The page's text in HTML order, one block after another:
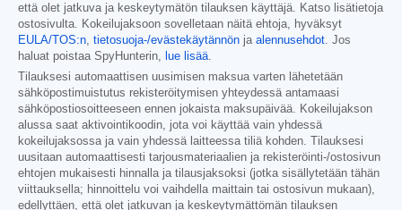
että olet jatkuva ja keskeytymätön tilauksen käyttäjä. Katso lisätietoja
ostosivulta. Kokeilujaksoon sovelletaan näitä ehtoja, hyväksyt
EULA/TOS:n, tietosuoja-/evästekäytännön ja alennusehdot. Jos
haluat poistaa SpyHunterin, lue lisää.
Tilauksesi automaattisen uusimisen maksua varten lähetetään
sähköpostimuistutus rekisteröitymisen yhteydessä antamaasi
sähköpostiosoitteeseen ennen jokaista maksupäivää. Kokeilujakson
alussa saat aktivointikoodin, jota voi käyttää vain yhdessä
kokeilujaksossa ja vain yhdessä laitteessa tiliä kohden. Tilauksesi
uusitaan automaattisesti tarjousmateriaalien ja rekisteröinti-/ostosivun
ehtojen mukaisesti hinnalla ja tilausjaksoksi (jotka sisällytetään tähän
viittauksella; hinnoittelu voi vaihdella maittain tai ostosivun mukaan),
edellyttäen, että olet jatkuvan ja keskeytymättömän tilauksen